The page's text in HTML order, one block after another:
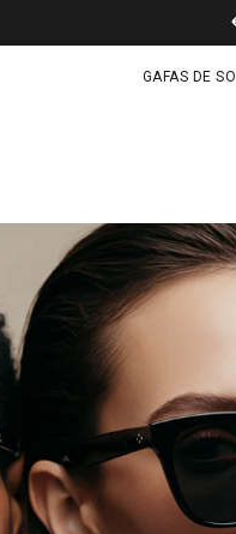
GAFAS DE